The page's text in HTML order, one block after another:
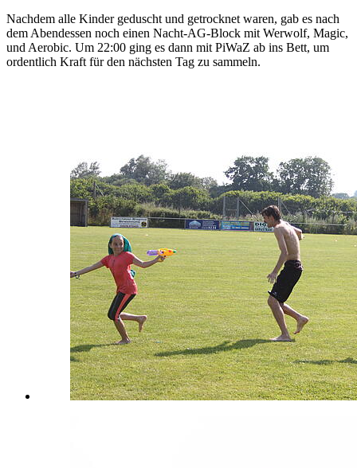
Nachdem alle Kinder geduscht und getrocknet waren, gab es nach
dem Abendessen noch einen Nacht-AG-Block mit Werwolf, Magic,
und Aerobic. Um 22:00 ging es dann mit PiWaZ ab ins Bett, um
ordentlich Kraft für den nächsten Tag zu sammeln.